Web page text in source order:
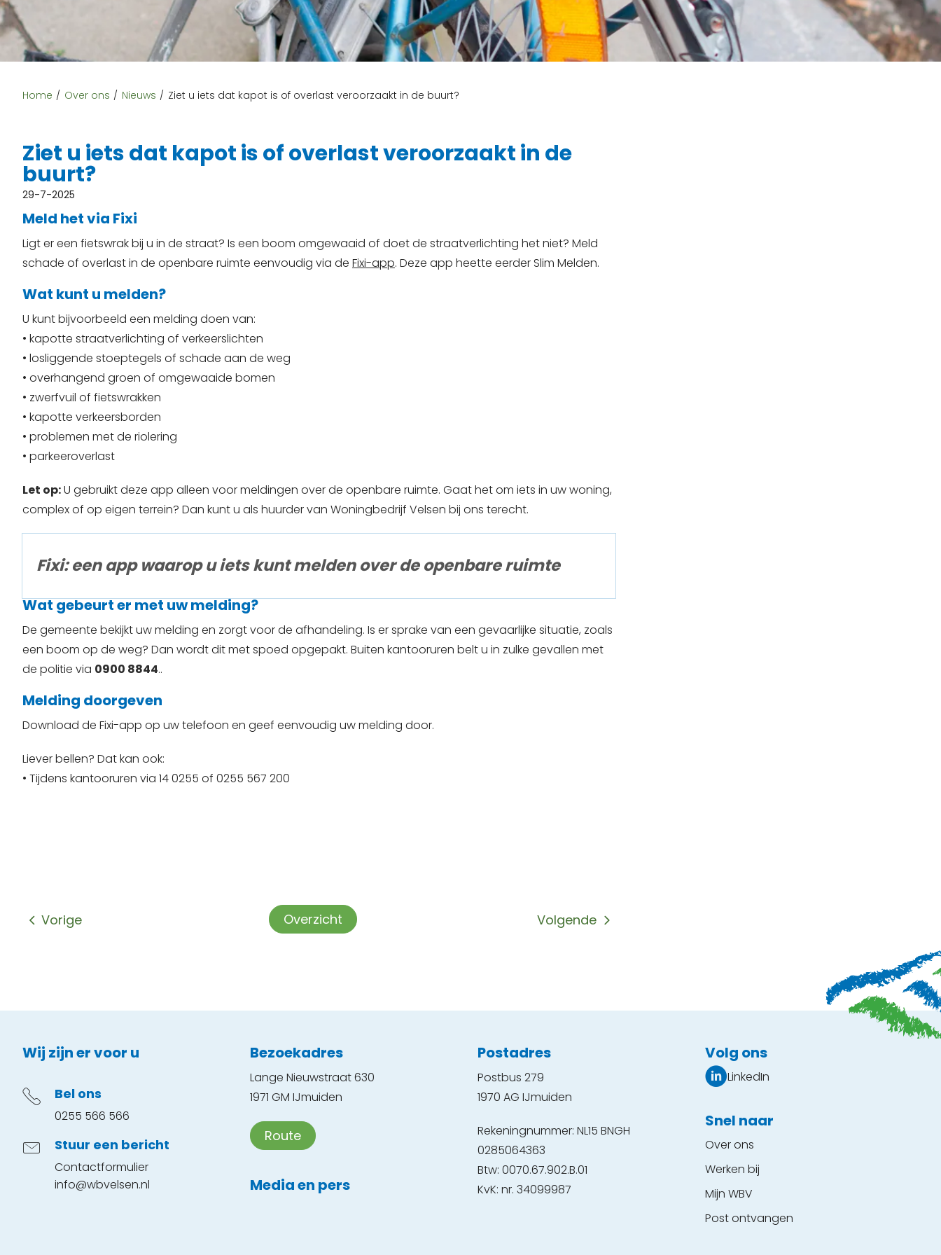
Home Over ons Nieuws Ziet u iets dat kapot is of overlast veroorzaakt in de buurt?
Ziet u iets dat kapot is of overlast veroorzaakt in de
buurt?
29-7-2025
Meld het via Fixi
Ligt er een fietswrak bij u in de straat? Is een boom omgewaaid of doet de straatverlichting het niet? Meld
schade of overlast in de openbare ruimte eenvoudig via de Fixi-app. Deze app heette eerder Slim Melden.
Wat kunt u melden?
U kunt bijvoorbeeld een melding doen van:
• kapotte straatverlichting of verkeerslichten
• losliggende stoeptegels of schade aan de weg
• overhangend groen of omgewaaide bomen
• zwerfvuil of fietswrakken
• kapotte verkeersborden
• problemen met de riolering
• parkeeroverlast
Let op:U gebruikt deze app alleen voor meldingen over de openbare ruimte. Gaat het om iets in uw woning,
complex of op eigen terrein? Dan kunt u als huurder van Woningbedrijf Velsen bij ons terecht.
Fixi: een app waarop u iets kunt melden over de openbare ruimte
Wat gebeurt er met uw melding?
De gemeente bekijkt uw melding en zorgt voor de afhandeling. Is er sprake van een gevaarlijke situatie, zoals
een boom op de weg? Dan wordt dit met spoed opgepakt. Buiten kantooruren belt u in zulke gevallen met
de politie via 0900 8844..
Melding doorgeven
Download de Fixi-app op uw telefoon en geef eenvoudig uw melding door.
Liever bellen? Dat kan ook:
• Tijdens kantooruren via 14 0255 of 0255 567 200
Volgende
Overzicht
Vorige
Contactinformatie
Wij zijn er voor u
Bel ons
0255 566 566
Stuur een bericht
Contactformulier
info@wbvelsen.nl
Bezoekadres
Lange Nieuwstraat 630
1971 GM IJmuiden
Route
Media en pers
Postadres
Postbus 279
1970 AG IJmuiden
Rekeningnummer: NL15 BNGH
0285064363
Btw: 0070.67.902.B.01
KvK: nr. 34099987
Volg ons
LinkedIn
Snel naar
Over ons
Werken bij
Mijn WBV
Post ontvangen